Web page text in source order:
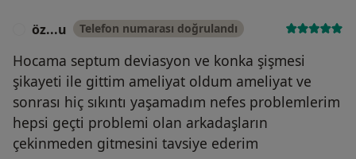
öz...u Telefon numarası doğrulandı
Hocama septum deviasyon ve konka şişmesi
şikayeti ile gittim ameliyat oldum ameliyat ve
sonrası hiç sıkıntı yaşamadım nefes problemlerim
hepsi geçti problemi olan arkadaşların
çekinmeden gitmesini tavsiye ederim